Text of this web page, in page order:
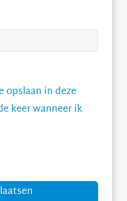
opslaan in deze
keer wanneer ik